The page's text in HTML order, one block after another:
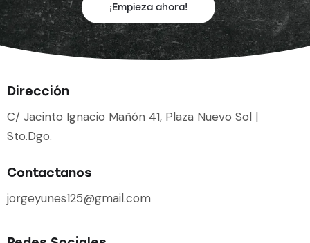
¡Empieza ahora!
Dirección
C/ Jacinto Ignacio Mañón 41, Plaza Nuevo Sol |
Sto.Dgo.
Contactanos
jorgeyunes125@gmail.com